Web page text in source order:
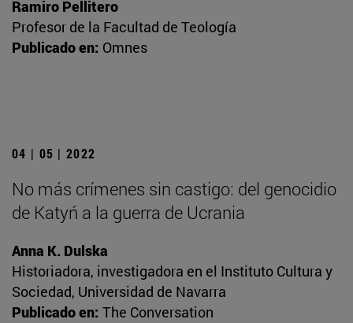
Ramiro Pellitero
Profesor de la Facultad de Teología
Publicado en: Omnes
04 | 05 | 2022
No más crímenes sin castigo: del genocidio
de Katyń a la guerra de Ucrania
Anna K. Dulska
Historiadora, investigadora en el Instituto Cultura y
Sociedad, Universidad de Navarra
Publicado en: The Conversation